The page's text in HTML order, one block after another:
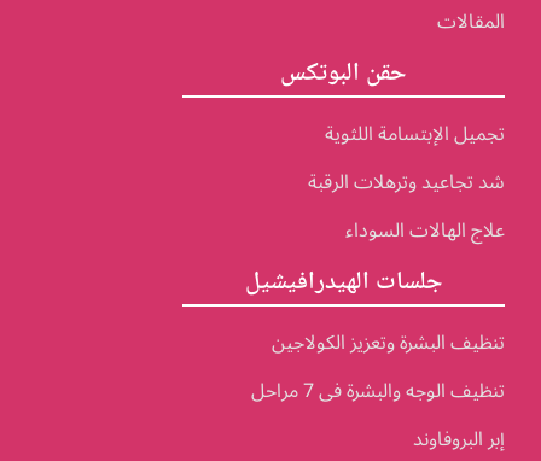
المقالات
حقن البوتكس
تجميل الإبتسامة اللثوية
شد تجاعيد وترهلات الرقبة
علاج الهالات السوداء
جلسات الهيدرافيشيل
تنظيف البشرة وتعزيز الكولاجين
تنظيف الوجه والبشرة فى 7 مراحل
إبر البروفاوند